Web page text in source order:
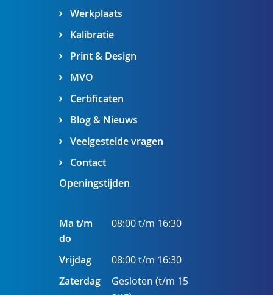
Werkplaats
Kalibratie
Print & Design
MVO
Certificaten
Blog & Nieuws
Veelgestelde vragen
Contact
Openingstijden
Ma t/m
do
08:00 t/m 16:30
Vrijdag
08:00 t/m 16:30
Zaterdag
Gesloten (t/m 15